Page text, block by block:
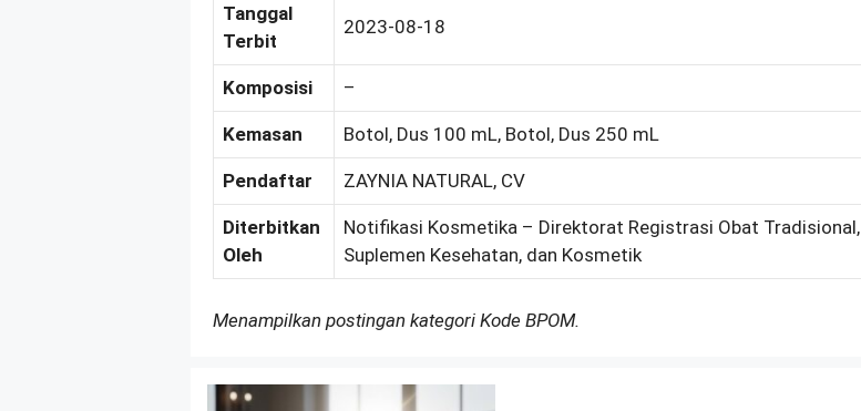
Tanggal
Terbit
2023-08-18
Komposisi –
Kemasan Botol, Dus 100 mL, Botol, Dus 250 mL
Pendaftar ZAYNIA NATURAL, CV
Diterbitkan
Oleh
Notifikasi Kosmetika – Direktorat Registrasi Obat Tradisional,
Suplemen Kesehatan, dan Kosmetik
Menampilkan postingan kategori Kode BPOM.